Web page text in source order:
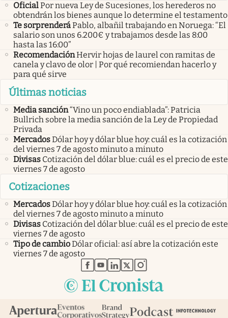
OficialPor nueva Ley de Sucesiones, los herederos no
obtendrán los bienes aunque lo determine el testamento
Te sorprenderáPablo, albañil trabajando en Noruega: “El
salario son unos 6.200€ y trabajamos desde las 8:00
hasta las 16:00”
RecomendaciónHervir hojas de laurel con ramitas de
canela y clavo de olor | Por qué recomiendan hacerlo y
para qué sirve
Últimas noticias
Media sanción“Vino un poco endiablada”: Patricia
Bullrich sobre la media sanción de la Ley de Propiedad
Privada
MercadosDólar hoy y dólar blue hoy: cuál es la cotización
del viernes 7 de agosto minuto a minuto
Divisas Cotización del dólar blue: cuál es el precio de este
viernes 7 de agosto
Cotizaciones
MercadosDólar hoy y dólar blue hoy: cuál es la cotización
del viernes 7 de agosto minuto a minuto
Divisas Cotización del dólar blue: cuál es el precio de este
viernes 7 de agosto
Tipo de cambioDólar oficial: así abre la cotización este
viernes 7 de agosto
abre en nueva pestaña
abre en nueva pestaña
abre en nueva pestaña
abre en nueva pestaña
abre en nueva pestaña